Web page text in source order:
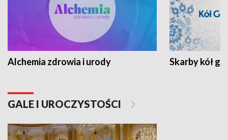
Alchemia zdrowia i urody Skarby kół
GALE I UROCZYSTOŚCI